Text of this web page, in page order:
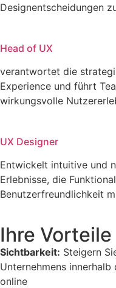
Designentscheidungen
Head of UX
verantwortet die
Experience und führt
wirkungsvolle
UX Designer
Entwickelt intuitive und
Erlebnisse, die
Benutzerfreundlichkeit
Ihre Vorteile
Sichtbarkeit: Steigern
Unternehmens
online